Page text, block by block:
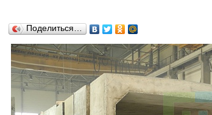
Поделиться…